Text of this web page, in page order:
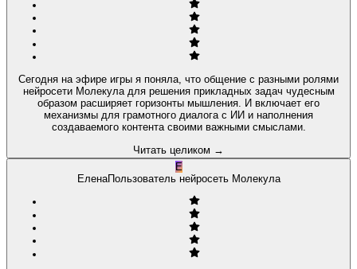
Сегодня на эфире игры я поняла, что общение с разными ролями
нейросети Молекула для решения прикладных задач чудесным
образом расширяет горизонты мышления. И включает его
механизмы для грамотного диалога с ИИ и наполнения
создаваемого контента своими важными смыслами.
Читать целиком →
Е
ЕленаПользователь нейросеть Молекула